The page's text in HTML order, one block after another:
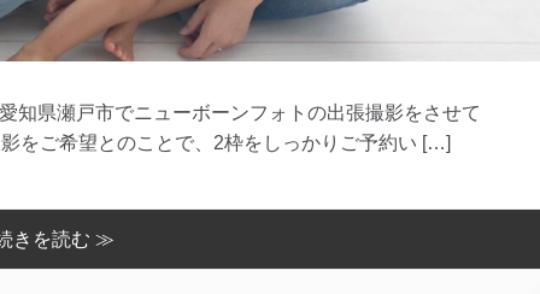
知県瀬戸市でニューボーンフォトの出張撮影をさせて
をご希望とのことで、2枠をしっかりご予約い […]
きを読む ≫